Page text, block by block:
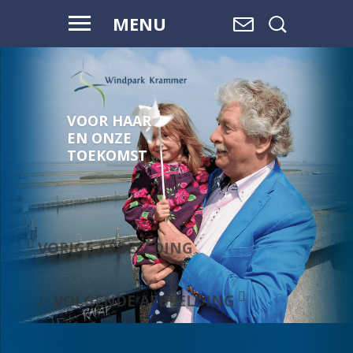
MENU
VOOR HAAR
EN ONZE
TOEKOMST
VORIGE AFBEELDING
VOLGENDE AFBEELDING